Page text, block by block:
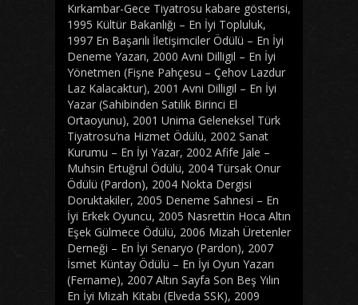
Kırkambar-Gece Tiyatrosu kabare gösterisi,
1995 Kültür Bakanlığı – En İyi Topluluk,
1997 En Başarılı İletişimciler Ödülü – En İyi
Deneme Yazarı, 2000 Avni Dilligil – En İyi
Yönetmen (Fişne Pahçesu – Çehov Lazdur
Laz Kalacaktur), 2001 Avni Dilligil – En İyi
Yazar (Sahibinden Satılık Birinci El
Ortaoyunu), 2001 Unima Geleneksel Türk
Tiyatrosu’na Hizmet Ödülü, 2002 Sanat
Kurumu – En İyi Yazar, 2002 Afife Jale –
Muhsin Ertuğrul Ödülü, 2004 Türsak Onur
Ödülü (Pardon), 2004 Nokta Dergisi
Doruktakiler, 2005 Deneme Sahnesi – En
İyi Erkek Oyuncu, 2005 Nasrettin Hoca Altın
Eşek Gülmece Ödülü, 2006 Mizah Üretenler
Derneği – En İyi Senaryo (Pardon), 2007
İsmet Küntay Ödülü – En İyi Oyun Yazarı
(Fername), 2007 Altın Sayfa Son Beş Yılın
En İyi Mizah Kitabı (Elveda SSK), 2009